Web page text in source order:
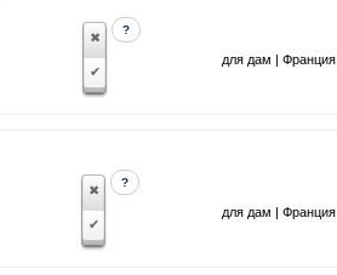
?
для дам | Франция
?
для дам | Франция